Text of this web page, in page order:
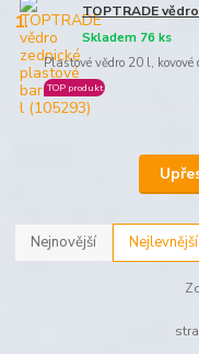
1. TOPTRADE
Plastové vědro 20 l,
Skladem 76 ks
TOP produkt
Nejnovější Nejlevnější